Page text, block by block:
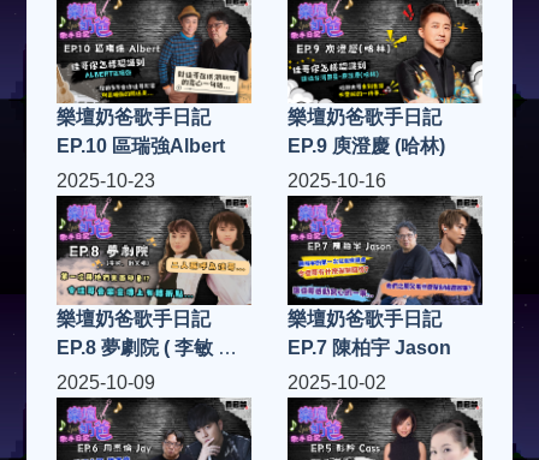
樂壇奶爸歌手日記
EP.10 區瑞強Albert
樂壇奶爸歌手日記
EP.9 庾澄慶 (哈林)
2025-10-23
樂壇奶爸歌手日記
EP.8 夢劇院 ( 李敏 、
劉文娟 )
2025-10-16
樂壇奶爸歌手日記
EP.7 陳柏宇 Jason
2025-10-09
2025-10-02